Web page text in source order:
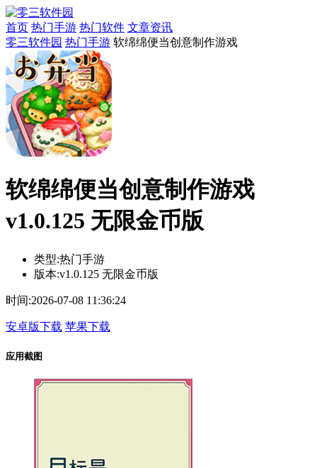
首页 热门手游 热门软件 文章资讯
零三软件园 热门手游 软绵绵便当创意制作游戏
软绵绵便当创意制作游戏
v1.0.125 无限金币版
类型:热门手游
版本:v1.0.125 无限金币版
时间:2026-07-08 11:36:24
安卓版下载 苹果下载
应用截图